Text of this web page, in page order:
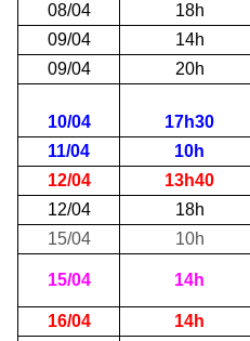
08/04
18h
09/04
14h
09/04
20h
10/04 17h30
11/04
10h
12/04
13h40
12/04
18h
15/04
10h
15/04 14h
16/04 14h